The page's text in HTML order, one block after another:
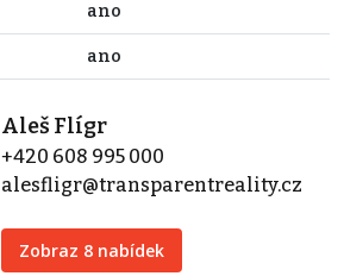
ano
ano
Aleš Flígr
+420 608 995 000
alesfligr@transparentreality.cz
Zobraz 8 nabídek